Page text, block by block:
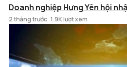
Doanh nghiệp Hưng Yên hội
2 tháng trước 1.9K lượt xem